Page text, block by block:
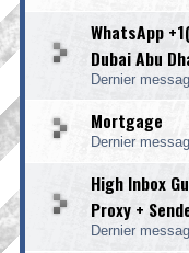
WhatsApp
Dubai Abu
Dernier
Mortgage
Dernier
High Inbox
Proxy +
Dernier